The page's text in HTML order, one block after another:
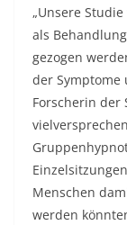
„Unsere
als
gezogen
der Symptome
Forscherin der
Menschen
werden